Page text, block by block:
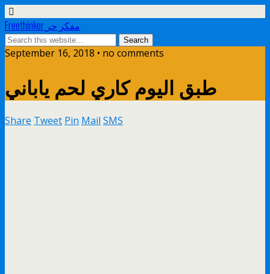
Freethinker مفكر حر
September 16, 2018 • no comments
طبق اليوم كاري لحم ياباني
Share Tweet Pin Mail SMS